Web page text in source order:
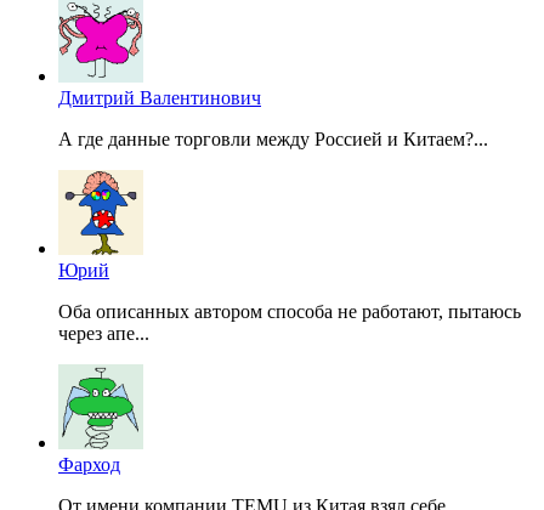
Дмитрий Валентинович
А где данные торговли между Россией и Китаем?...
Юрий
Оба описанных автором способа не работают, пытаюсь
через апе...
Фарход